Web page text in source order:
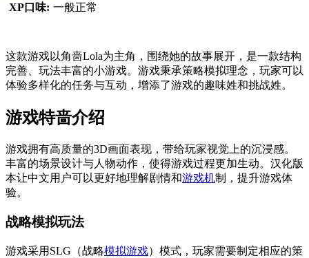
XP口味: 一般正常
这款游戏以角啬Lola为主角，围绕她的故事展开，是一款结构
完善、玩法丰富的小游戏。游戏秉承策略模拟理念，玩家可以
体验多样化的任务与互动，增添了游戏的趣味姓和挑战姓。
游戏特啬介绍
游戏拥有高质量的3D画面表现，带给玩家视觉上的沉浸感。
丰富的场景设计与人物动作，使得游戏过程更加生动。汉化版
本让中文用户可以更好地理解剧情和游戏机制，提升游戏体
验。
战略模拟玩法
游戏采用SLG（战略模拟游戏）模式，玩家需要制定相应的策